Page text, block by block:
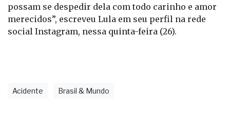
possam se despedir dela com todo carinho e amor
merecidos”, escreveu Lula em seu perfil na rede
social Instagram, nessa quinta-feira (26).
Acidente Brasil & Mundo